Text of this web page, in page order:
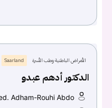
الأمراض الباطنية وطب الأسرة Saarland
الدكتور أدهم عبدو
Adham-Rouhi Abdo